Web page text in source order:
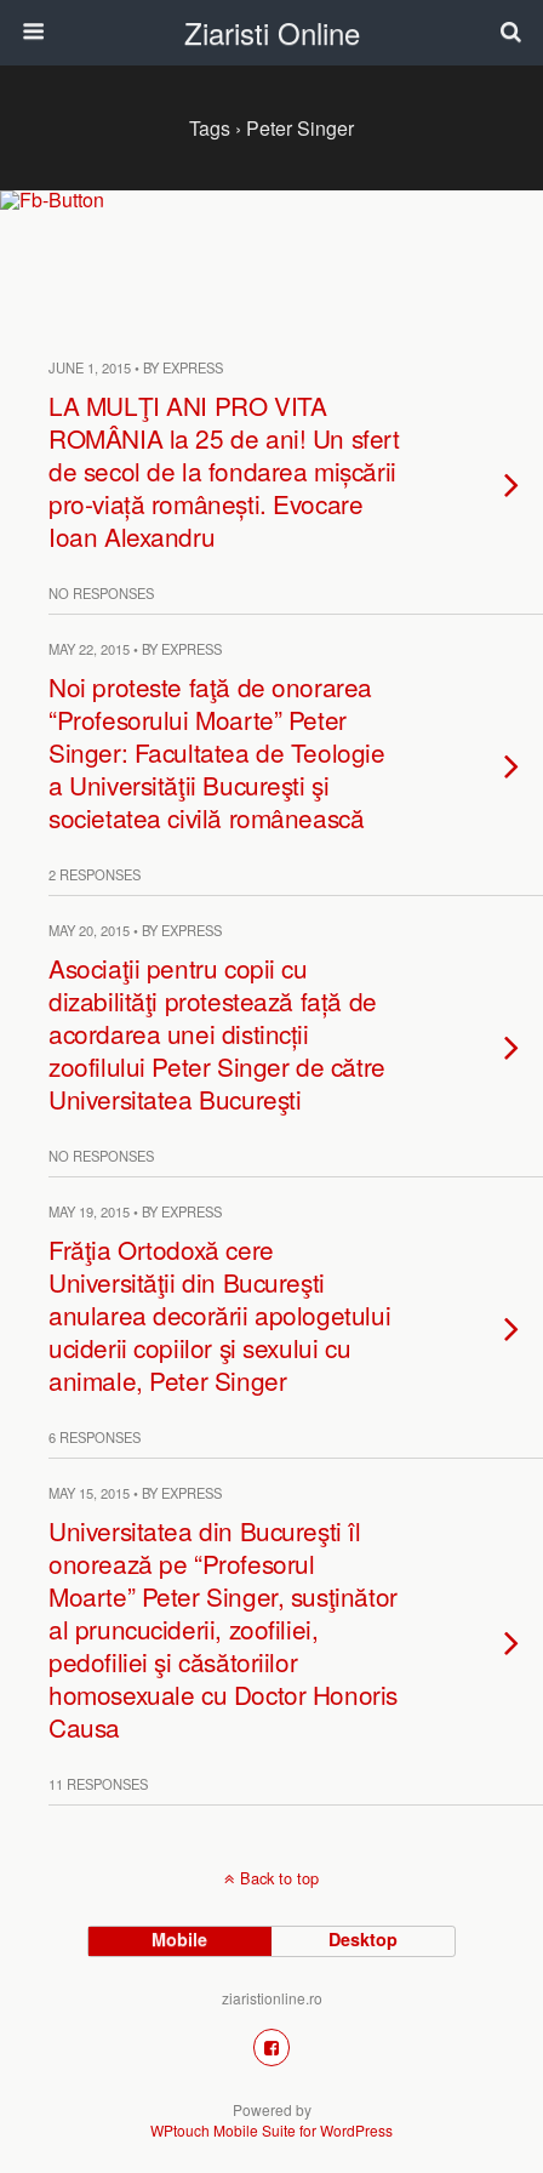
Ziaristi Online
Tags › Peter Singer
JUNE 1, 2015 • BY EXPRESS
LA MULŢI ANI PRO VITA
ROMÂNIA la 25 de ani! Un sfert
de secol de la fondarea mișcării
pro-viață românești. Evocare
Ioan Alexandru
NO RESPONSES
MAY 22, 2015 • BY EXPRESS
Noi proteste faţă de onorarea
“Profesorului Moarte” Peter
Singer: Facultatea de Teologie
a Universităţii Bucureşti şi
societatea civilă românească
2 RESPONSES
MAY 20, 2015 • BY EXPRESS
Asociaţii pentru copii cu
dizabilităţi protestează față de
acordarea unei distincții
zoofilului Peter Singer de către
Universitatea Bucureşti
NO RESPONSES
MAY 19, 2015 • BY EXPRESS
Frăţia Ortodoxă cere
Universităţii din Bucureşti
anularea decorării apologetului
uciderii copiilor şi sexului cu
animale, Peter Singer
6 RESPONSES
MAY 15, 2015 • BY EXPRESS
Universitatea din Bucureşti îl
onorează pe “Profesorul
Moarte” Peter Singer, susţinător
al pruncuciderii, zoofiliei,
pedofiliei şi căsătoriilor
homosexuale cu Doctor Honoris
Causa
11 RESPONSES
Back to top
Mobile Desktop
ziaristionline.ro
Powered by
WPtouch Mobile Suite for WordPress